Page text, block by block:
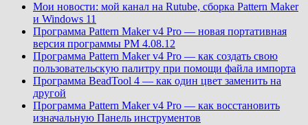
Мои новости: мой канал на Rutube, сборка Pattern Maker
и Windows 11
Программа Pattern Maker v4 Pro — новая портативная
версия программы PM 4.08.12
Программа Pattern Maker v4 Pro — как создать свою
пользовательскую палитру при помощи файла импорта
Программа BeadTool 4 — как один цвет заменить на
другой
Программа Pattern Maker v4 Pro — как восстановить
изначальную Панель инструментов